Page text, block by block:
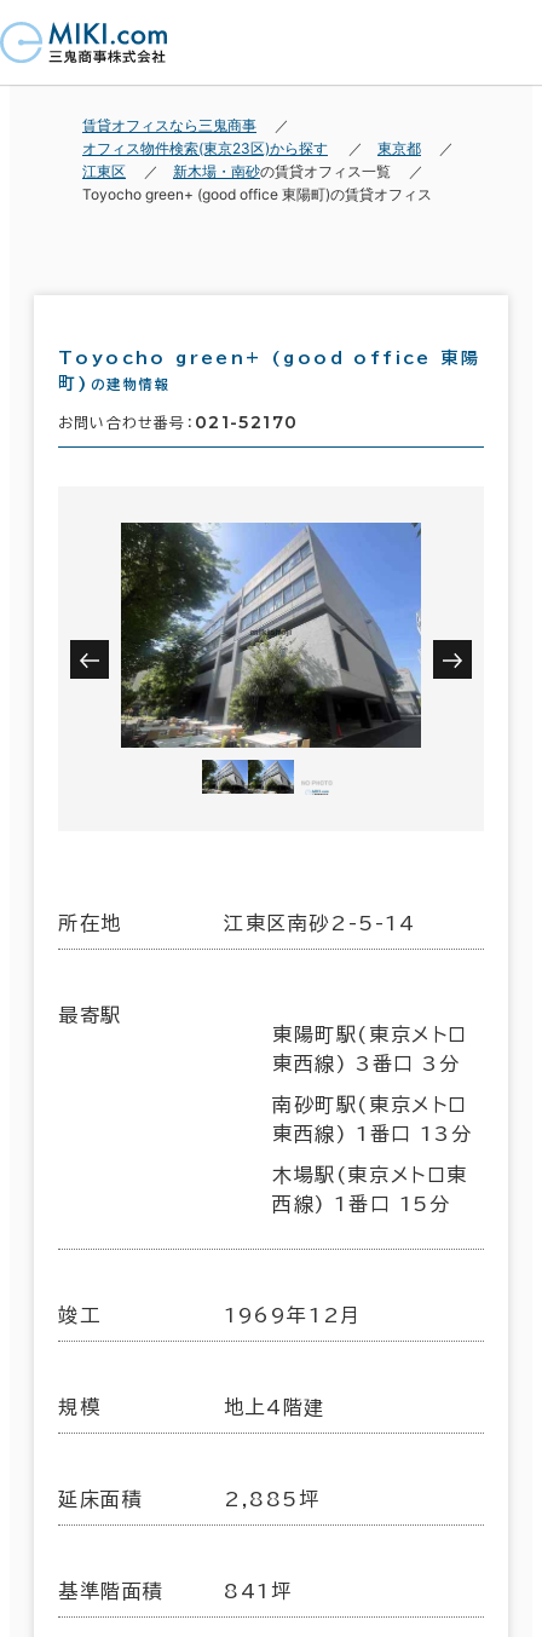
賃貸オフィスなら三鬼商事
オフィス物件検索(東京23区)から探す
東京都
江東区
新木場・南砂の賃貸オフィス一覧
Toyocho green+ (good office 東陽町)の賃貸オフィス
Toyocho green+ (good office 東陽
町) の建物情報
お問い合わせ番号： 021-52170
所在地 江東区南砂2-5-14
最寄駅
東陽町駅(東京メトロ
東西線) 3番口 3分
南砂町駅(東京メトロ
東西線) 1番口 13分
木場駅(東京メトロ東
西線) 1番口 15分
竣工 1969年12月
規模 地上4階建
延床面積 2,885坪
基準階面積 841坪